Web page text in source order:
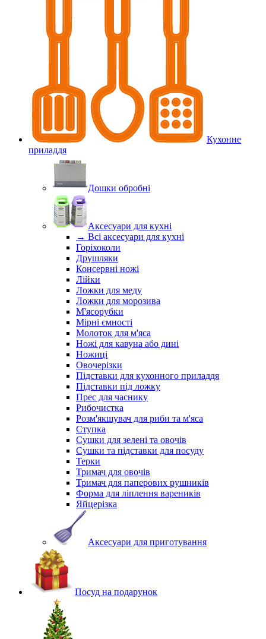
Кухонне
приладдя
Дошки обробні
Аксесуари для кухні
→ Всі аксесуари для кухні
Горіхоколи
Друшляки
Консервні ножі
Лійки
Ложки для меду
Ложки для морозива
М'ясорубки
Мірні ємності
Молоток для м'яса
Ножі для кавуна або дині
Ножиці
Овочерізки
Підставки для кухонного приладдя
Підставки під ложку
Прес для часнику
Рибочистка
Розм'якшувач для риби та м'яса
Ступка
Сушки для зелені та овочів
Сушки та підставки для посуду
Терки
Тримач для овочів
Тримач для паперових рушників
Форма для ліплення вареників
Яйцерізка
Аксесуари для приготування
Посуд на подарунок